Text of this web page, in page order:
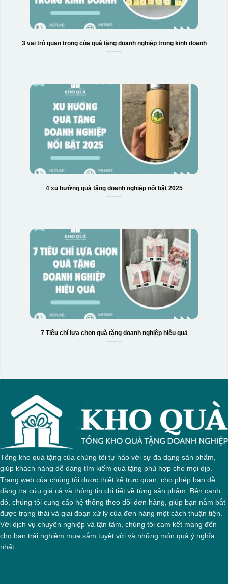
3 vai trò quan trọng của quà tặng doanh nghiệp trong kinh doanh
4 xu hướng quà tặng doanh nghiệp nổi bật 2025
7 Tiêu chí lựa chọn quà tặng doanh nghiệp hiệu quả
Tổng kho quà tặng của chúng tôi tự hào với sự đa dạng sản phẩm,
giúp khách hàng dễ dàng tìm kiếm quà tặng phù hợp cho mọi dịp.
Trang web của chúng tôi được thiết kế trực quan, cho phép bạn dễ
dàng tra cứu giá cả và thông tin chi tiết về từng sản phẩm. Bên cạnh
đó, chúng tôi cung cấp hệ thống theo dõi đơn hàng, giúp bạn nắm bắt
được trạng thái và giai đoạn xử lý của đơn hàng một cách thuận tiện.
Với dịch vụ chuyên nghiệp và tận tâm, chúng tôi cam kết mang đến
cho bạn trải nghiệm mua sắm tuyệt vời và những món quà ý nghĩa
nhất.